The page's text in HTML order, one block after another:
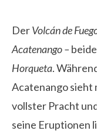
DerVolcán de
Acatenango –
Horqueta.
Acatenango sieht
vollster Pracht
seine Eruptionen